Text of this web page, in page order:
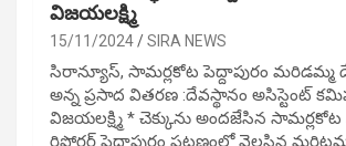
విజయలక్ష్మి
15/11/2024 SIRA NEWS
సిరాన్యూస్, సామర్లకోట పెద్దాపురం మరిడమ్మ
అన్న ప్రసాద వితరణ :దేవస్థానం అసిస్టెంట్
విజయలక్ష్మి * చెక్కును అందజేసిన
రిపోర్టర్ పెద్దాపురం పట్టణంలో వెలసిన